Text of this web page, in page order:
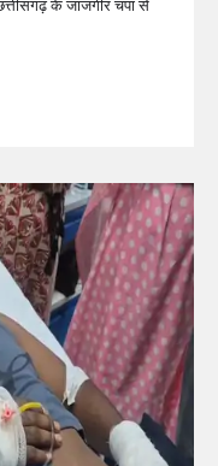
के जांजगीर चंपा से